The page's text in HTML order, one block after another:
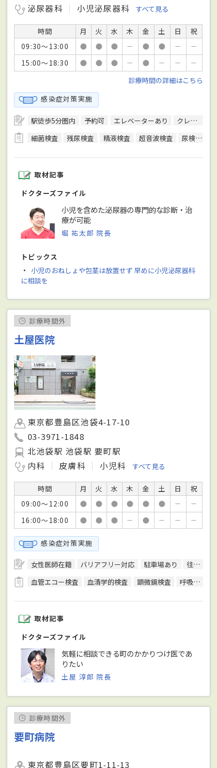
泌尿器科
小児泌尿器科 すべて見る
時間 月 火 水 木 金 土 日
祝
09:30～13:00
● ● ● － ● ● －
－
15:00～18:30
● ● ● － ● － －
－
診療時間の詳細はこちら
感染症対策実施
駅徒歩5分圏内 予約可 エレベーターあり
クレジットカード対応
細菌検査
残尿検査 精液検査 超音波検査 尿検査
取材記事
ドクターズファイル
小児を含めた泌尿器の専門的な診断・治
療が可能
堀 祐太郎 院長
トピックス
・ 小児のおねしょや包茎は放置せず 早めに小児泌尿器科
に相談を
診療時間外
土屋医院
東京都豊島区池袋4-17-10
03-3971-1848
北池袋駅 池袋駅 要町駅
内科
皮膚科 小児科 すべて見る
時間 月 火 水 木 金 土 日
祝
09:00～12:00
● ● ● ● ● ● －
－
16:00～18:00
● ● ● － ● － － －
感染症対策実施
女性医師在籍 バリアフリー対応 駐車場あり 往診可
血管エコー検査
血清学的検査 顕微鏡検査 呼吸機能検査（スパイロメトリー）
取材記事
ドクターズファイル
気軽に相談できる町のかかりつけ医であ
りたい
土屋 淳郎 院長
診療時間外
要町病院
東京都豊島区要町1-11-13